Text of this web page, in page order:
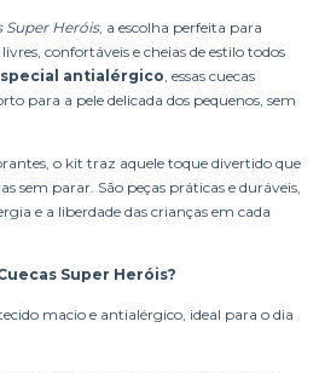
Super Heróis, a escolha perfeita para
confortáveis e cheias de estilo todos
antialérgico, essas cuecas
para a pele delicada dos pequenos, sem
o kit traz aquele toque divertido que
sem parar. São peças práticas e duráveis,
e a liberdade das crianças em cada
Super Heróis?
macio e antialérgico, ideal para o dia